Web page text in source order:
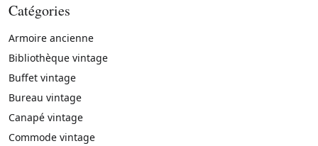
Catégories
Armoire ancienne
Bibliothèque vintage
Buffet vintage
Bureau vintage
Canapé vintage
Commode vintage